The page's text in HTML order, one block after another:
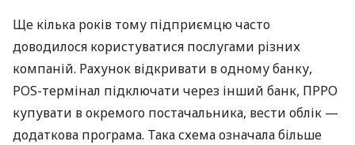
Ще кілька років тому підприємцю часто
доводилося користуватися послугами різних
компаній. Рахунок відкривати в одному банку,
POS-термінал підключати через інший банк, ПРРО
купувати в окремого постачальника, вести облік —
додаткова програма. Така схема означала більше